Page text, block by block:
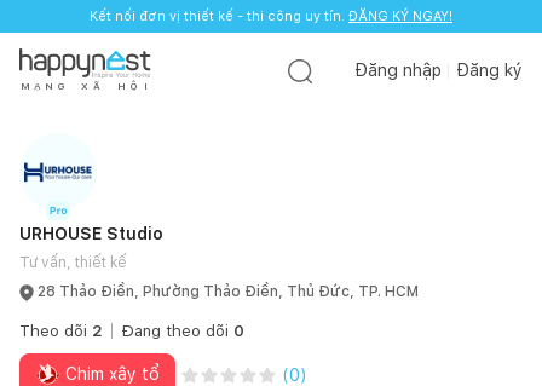
Kết nối đơn vị thiết kế - thi công uy tín. ĐĂNG KÝ NGAY!
M Ạ N G X Ã H Ộ I
Đăng nhập Đăng ký
URHOUSE Studio
Tư vấn, thiết kế
28 Thảo Điền, Phường Thảo Điền, Thủ Đức, TP. HCM
Theo dõi 2 Đang theo dõi 0
Chim xây tổ (0)